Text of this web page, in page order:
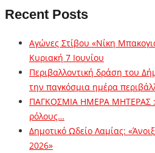
Recent Posts
Αγώνες Στίβου «Νίκη
Κυριακή 7 Ιουνίου
Περιβαλλοντική δράση του
την παγκόσμια ημέρα
ΠΑΓΚΟΣΜΙΑ ΗΜΕΡΑ ΜΗΤΕΡΑΣ :
ρόλους…
Δημοτικό Ωδείο Λαμίας:
2026»